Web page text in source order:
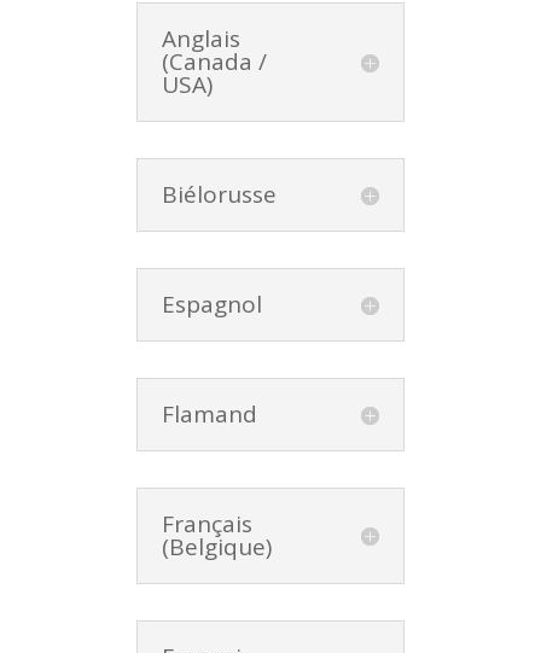
Anglais
(Canada /
USA)
Biélorusse
Espagnol
Flamand
Français
(Belgique)